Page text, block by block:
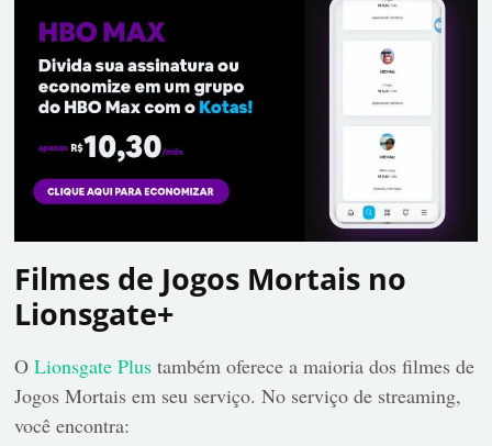
Filmes de Jogos Mortais no
Lionsgate+
OLionsgate Plus também oferece a maioria dos filmes de
Jogos Mortais em seu serviço. No serviço de streaming,
você encontra: